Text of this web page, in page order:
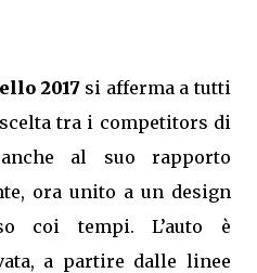
2017si afferma a tutti
tra i competitors di
al suo rapporto
ora unito a un design
coi tempi. L’auto è
a partire dalle linee